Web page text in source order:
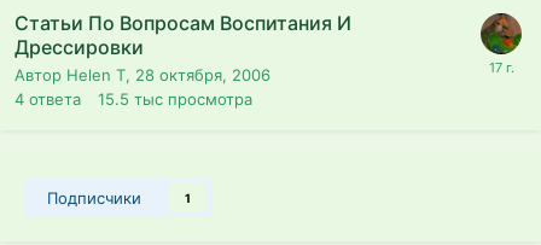
Статьи По Вопросам Воспитания И
Дрессировки
Автор Helen T, 28 октября, 2006
4 ответа 15.5 тыс просмотра
Подписчики 1